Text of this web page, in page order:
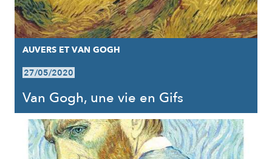
AUVERS ET VAN GOGH
27/05/2020
Van Gogh, une vie en Gifs